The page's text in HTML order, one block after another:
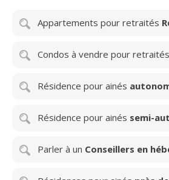
Appartements pour retraités
Condos à vendre pour retraités
Résidence pour ainés
Résidence pour ainés semi-
Parler à un Conseillers en